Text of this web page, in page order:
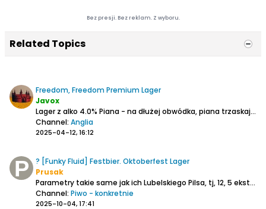
Bez presji. Bez reklam. Z wyboru.
Related Topics
Freedom, Freedom Premium Lager
Javox
Lager z alko 4.0% Piana - na dłużej obwódka, piana trzaskająca.
Channel: Anglia
2025-04-12, 16:12
? [Funky Fluid] Festbier. Oktoberfest Lager
Prusak
Parametry takie same jak ich Lubelskiego Pilsa, tj, 12, 5 ekstrakt, 5, 2 alko.
Channel: Piwo - konkretnie
2025-10-04, 17:41